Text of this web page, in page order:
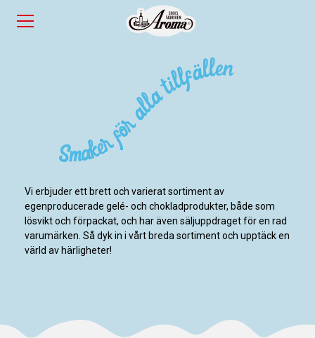
Vi erbjuder ett brett och varierat sortiment av
egenproducerade gelé- och chokladprodukter, både som
lösvikt och förpackat, och har även säljuppdraget för en rad
varumärken. Så dyk in i vårt breda sortiment och upptäck en
värld av härligheter!